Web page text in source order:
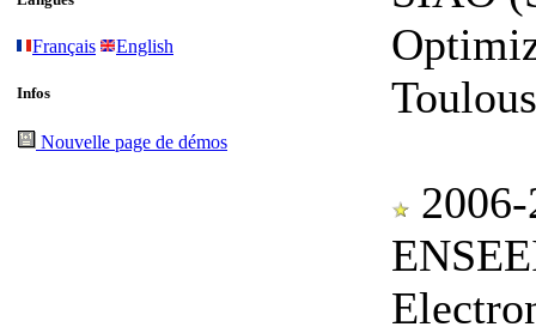
Français English
Infos
Nouvelle page de démos